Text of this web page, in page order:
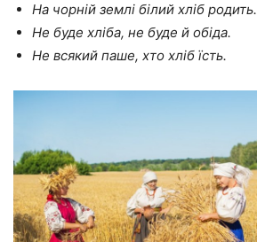
На чорній землі білий хліб родить.
Не буде хліба, не буде й обіда.
Не всякий паше, хто хліб їсть.